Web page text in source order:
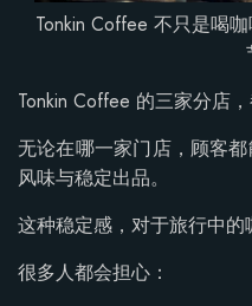
Tonkin Coffee 不只是喝
Tonkin Coffee 的三家分店
无论在哪一家门店，顾客
风味与稳定出品。
这种稳定感，对于旅行中的
很多人都会担心：